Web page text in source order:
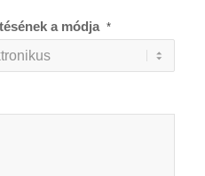
a módja *